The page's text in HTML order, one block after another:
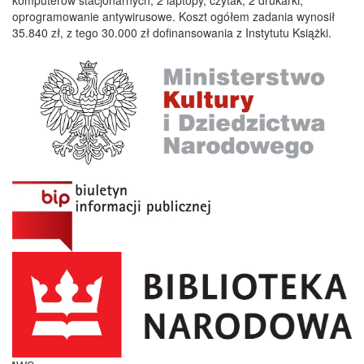
oprogramowanie antywirusowe. Koszt ogółem zadania wynosił
35.840 zł, z tego 30.000 zł dofinansowania z Instytutu Książki.